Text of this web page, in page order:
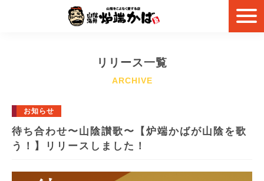
リリース一覧
お知らせ
待ち合わせ〜山陰讃歌〜【炉端かばが山陰を歌
う！】リリースしました！